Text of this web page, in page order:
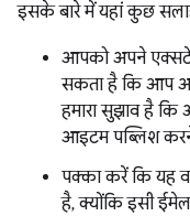
इसके बारे में यहां कुछ
आपको अपने
सकता है कि आप
हमारा सुझाव है
आइटम पब्लिश
पक्का करें कि यह
है, क्योंकि इसी